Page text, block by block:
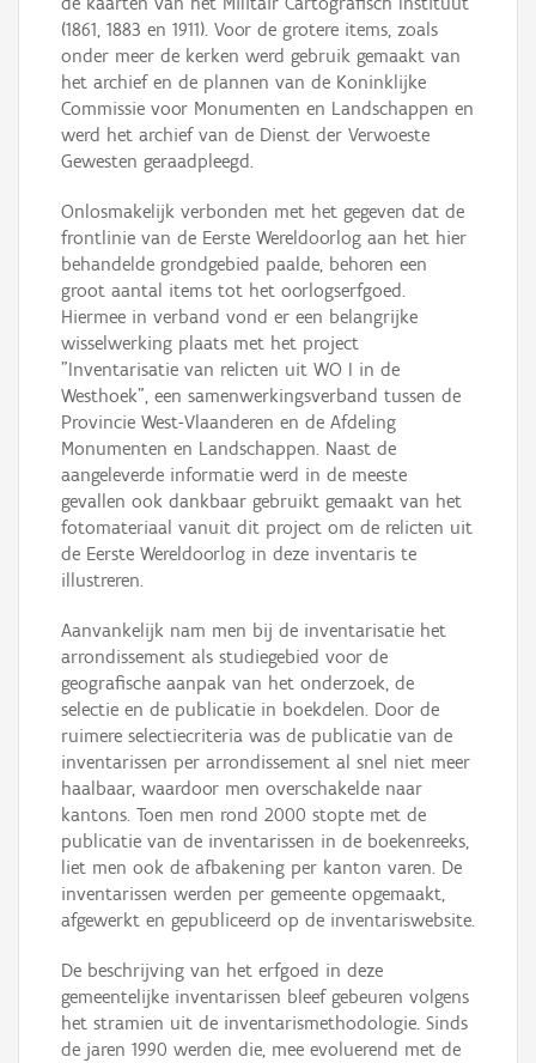
(1861, 1883 en 1911). Voor de grotere items, zoals
onder meer de kerken werd gebruik gemaakt van
het archief en de plannen van de Koninklijke
Commissie voor Monumenten en Landschappen en
werd het archief van de Dienst der Verwoeste
Gewesten geraadpleegd.
Onlosmakelijk verbonden met het gegeven dat de
frontlinie van de Eerste Wereldoorlog aan het hier
behandelde grondgebied paalde, behoren een
groot aantal items tot het oorlogserfgoed.
Hiermee in verband vond er een belangrijke
wisselwerking plaats met het project
"Inventarisatie van relicten uit WO I in de
Westhoek", een samenwerkingsverband tussen de
Provincie West-Vlaanderen en de Afdeling
Monumenten en Landschappen. Naast de
aangeleverde informatie werd in de meeste
gevallen ook dankbaar gebruikt gemaakt van het
fotomateriaal vanuit dit project om de relicten uit
de Eerste Wereldoorlog in deze inventaris te
illustreren.
Aanvankelijk nam men bij de inventarisatie het
arrondissement als studiegebied voor de
geografische aanpak van het onderzoek, de
selectie en de publicatie in boekdelen. Door de
ruimere selectiecriteria was de publicatie van de
inventarissen per arrondissement al snel niet meer
haalbaar, waardoor men overschakelde naar
kantons. Toen men rond 2000 stopte met de
publicatie van de inventarissen in de boekenreeks,
liet men ook de afbakening per kanton varen. De
inventarissen werden per gemeente opgemaakt,
afgewerkt en gepubliceerd op de inventariswebsite.
De beschrijving van het erfgoed in deze
gemeentelijke inventarissen bleef gebeuren volgens
het stramien uit de inventarismethodologie. Sinds
de jaren 1990 werden die, mee evoluerend met de